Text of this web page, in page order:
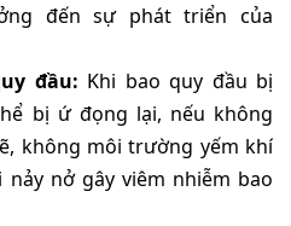
đến sự phát triển của
đầu: Khi bao quy đầu bị
bị ứ đọng lại, nếu không
không môi trường yếm khí
nở gây viêm nhiễm bao